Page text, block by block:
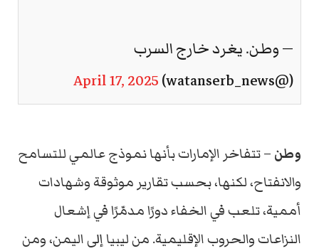
— وطن. يغرد خارج السرب
(@watanserb_news)
April 17, 2025
وطن – تتفاخر الإمارات بأنها نموذج عالمي للتسامح
والانفتاح، لكنها، بحسب تقارير موثوقة وشهادات
أممية، تلعب في الخفاء دورًا مدمّرًا في إشعال
النزاعات والحروب الإقليمية. من ليبيا إلى اليمن، ومن